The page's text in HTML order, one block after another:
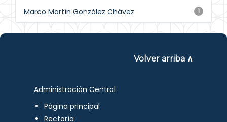
1
Marco Martín González Chávez
Volver arriba ∧
Administración Central
Página principal
Rectoría